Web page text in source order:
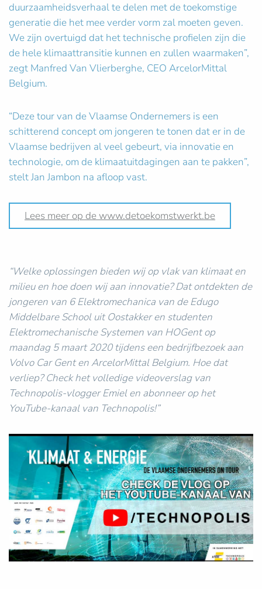
duurzaamheidsverhaal te delen met de toekomstige
generatie die het mee verder vorm zal moeten geven.
We zijn overtuigd dat het technische profielen zijn die
de hele klimaattransitie kunnen en zullen waarmaken”,
zegt Manfred Van Vlierberghe, CEO ArcelorMittal
Belgium.
“Deze tour van de Vlaamse Ondernemers is een
schitterend concept om jongeren te tonen dat er in de
Vlaamse bedrijven al veel gebeurt, via innovatie en
technologie, om de klimaatuitdagingen aan te pakken”,
stelt Jan Jambon na afloop vast.
Lees meer op de www.detoekomstwerkt.be
“Welke oplossingen bieden wij op vlak van klimaat en
milieu en hoe doen wij aan innovatie? Dat ontdekten de
jongeren van 6 Elektromechanica van de Edugo
Middelbare School uit Oostakker en studenten
Elektromechanische Systemen van HOGent op
maandag 5 maart 2020 tijdens een bedrijfbezoek aan
Volvo Car Gent en ArcelorMittal Belgium. Hoe dat
verliep? Check het volledige videoverslag van
Technopolis-vlogger Emiel en abonneer op het
YouTube-kanaal van Technopolis!”